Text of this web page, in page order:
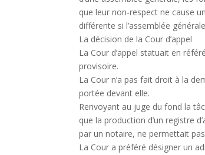
que leur non-respect ne cause
différente si l’assemblée
La décision de la Cour d’appel
La Cour d’appel statuait en
provisoire.
La Cour n’a pas fait droit à la
portée devant elle.
Renvoyant au juge du fond la
que la production d’un registre
par un notaire, ne permettait
La Cour a préféré désigner un